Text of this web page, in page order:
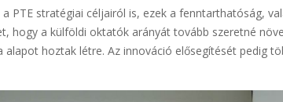
PTE stratégiai céljairól is, ezek a fenntarthatóság,
hogy a külföldi oktatók arányát tovább szeretné
alapot hoztak létre. Az innováció elősegítését pedig